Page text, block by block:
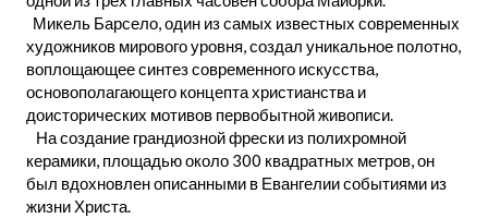
Микель Барсело, один из самых известных современных
художников мирового уровня, создал уникальное полотно,
воплощающее синтез современного искусства,
основополагающего концепта христианства и
доисторических мотивов первобытной живописи.
На создание грандиозной фрески из полихромной
керамики, площадью около 300 квадратных метров, он
был вдохновлен описанными в Евангелии событиями из
жизни Христа.